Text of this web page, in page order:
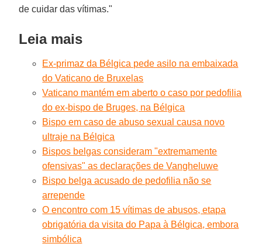
de cuidar das vítimas."
Leia mais
Ex-primaz da Bélgica pede asilo na embaixada
do Vaticano de Bruxelas
Vaticano mantém em aberto o caso por pedofilia
do ex-bispo de Bruges, na Bélgica
Bispo em caso de abuso sexual causa novo
ultraje na Bélgica
Bispos belgas consideram "extremamente
ofensivas" as declarações de Vangheluwe
Bispo belga acusado de pedofilia não se
arrepende
O encontro com 15 vítimas de abusos, etapa
obrigatória da visita do Papa à Bélgica, embora
simbólica